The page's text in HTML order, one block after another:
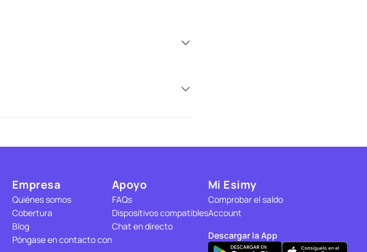
Empresa
Quiénes somos
Cobertura
Blog
Póngase en contacto con
Apoyo
FAQs
Dispositivos compatibles
Chat en directo
Mi Esimy
Comprobar el saldo
Account
Descargar la App